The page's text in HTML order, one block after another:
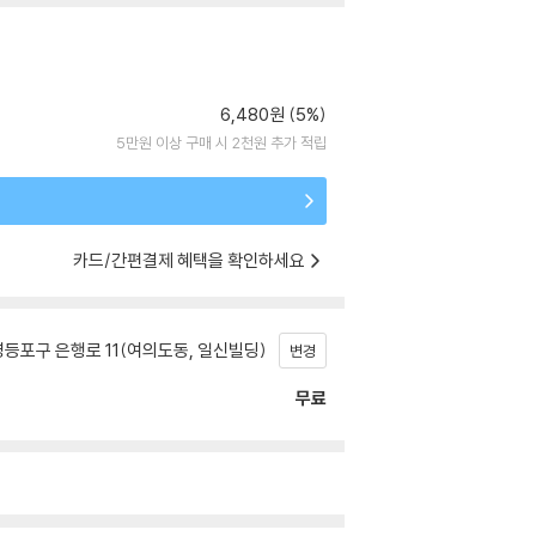
6,480원 (5%)
5만원 이상 구매 시 2천원 추가 적립
카드/간편결제 혜택을 확인하세요
포구 은행로 11(여의도동, 일신빌딩) 변경
무료